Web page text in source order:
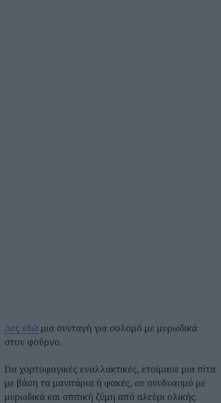
Δες εδώ μια συνταγή για σολομό με μυρωδικά
στον φούρνο.
Για χορτοφαγικές εναλλακτικές, ετοίμασε μια πίτα
με βάση τα μανιτάρια ή φακές, σε συνδυασμό με
μυρωδικά και σπιτική ζύμη από αλεύρι ολικής.